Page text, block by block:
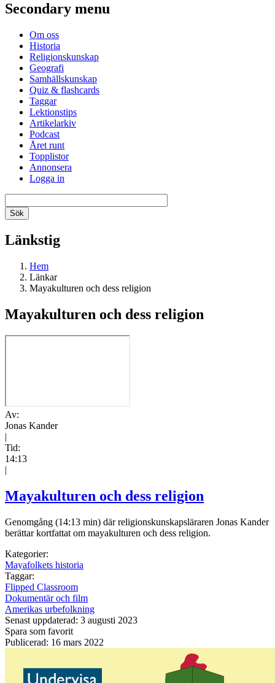
Secondary menu
Om oss
Historia
Religionskunskap
Geografi
Samhällskunskap
Quiz & flashcards
Taggar
Lektionstips
Artikelarkiv
Podcast
Året runt
Topplistor
Annonsera
Logga in
Länkstig
Hem
Länkar
Mayakulturen och dess religion
Mayakulturen och dess religion
Av:
Jonas Kander
|
Tid:
14:13
|
Mayakulturen och dess religion
Genomgång (14:13 min) där religionskunskapsläraren Jonas Kander
berättar kortfattat om mayakulturen och dess religion.
Kategorier:
Mayafolkets historia
Taggar:
Flipped Classroom
Dokumentär och film
Amerikas urbefolkning
Senast uppdaterad: 3 augusti 2023
Spara som favorit
Publicerad: 16 mars 2022